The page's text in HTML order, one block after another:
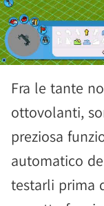
Fra le tante
ottovolanti,
preziosa
automatico
testarli prima